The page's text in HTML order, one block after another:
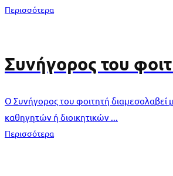
Περισσότερα
Συνήγορος του
O Συνήγορος του φοιτητή διαμεσολαβεί
καθηγητών ή διοικητικών ...
Περισσότερα